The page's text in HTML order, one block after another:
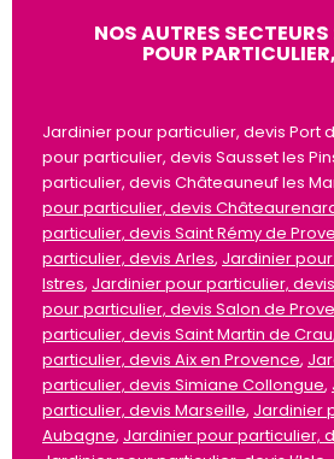
NOS AUTRES
POUR
Jardinier pour particulier, devis Port
pour particulier, devis Sausset les
particulier, devis Châteauneuf les
pour particulier, devis
particulier, devis Saint Rémy de
particulier, devis Arles, Jardinier
Istres, Jardinier pour particulier,
pour particulier, devis Salon de
particulier, devis Saint Martin de Crau,
particulier, devis Aix en Provence,
particulier, devis Simiane Collongue,
particulier, devis Marseille, Jardinier
Aubagne, Jardinier pour particulier,